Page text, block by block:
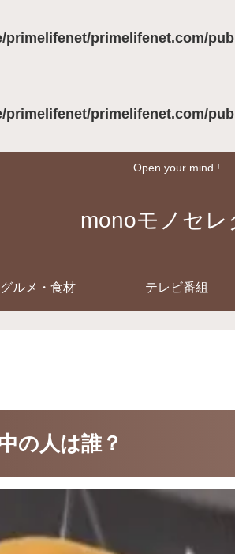
primelifenet/primelifenet.com/
primelifenet/primelifenet.com/
Open your mind !
monoモノセレ
グルメ・食材 テレビ番組
の人は誰？